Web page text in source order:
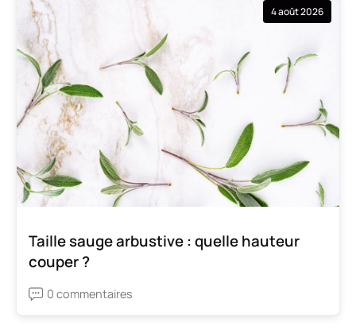
4 août 2026
Taille sauge arbustive : quelle hauteur
couper ?
0 commentaires